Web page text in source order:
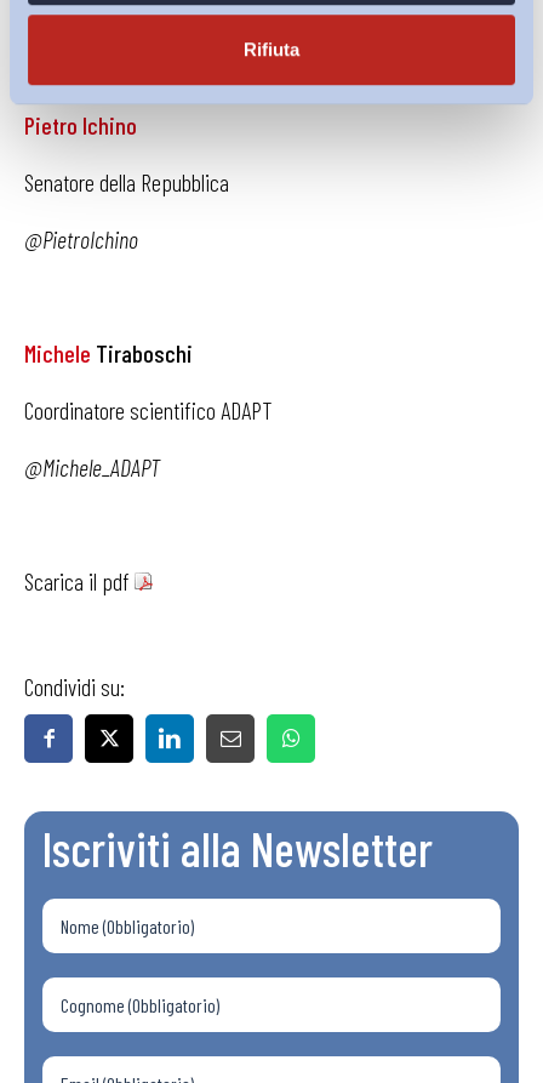
Rifiuta
degli articoli da 2063 a 2074 del Codice civile.
Pietro Ichino
Senatore della Repubblica
@PietroIchino
Michele Tiraboschi
Coordinatore scientifico ADAPT
@Michele_ADAPT
Scarica il pdf
Condividi su:
Iscriviti alla Newsletter